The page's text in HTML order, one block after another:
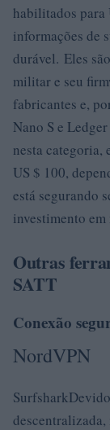
habilitados para
informações de
durável. Eles
militar e seu
fabricantes e,
Nano S e
nesta categoria,
US $ 100,
está segurando
investimento
Outras
SATT
Conexão
NordVPN